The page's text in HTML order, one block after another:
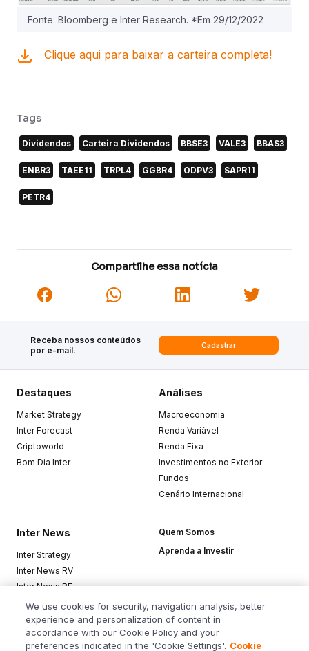
Fonte: Bloomberg e Inter Research. *Em 29/12/2022
Clique aqui para baixar a carteira completa!
Tags
Dividendos Carteira Dividendos BBSE3 VALE3 BBAS3
ENBR3 TAEE11 TRPL4 GGBR4 ODPV3 SAPR11
PETR4
Compartilhe essa notícia
Receba nossos conteúdos
por e-mail.
Cadastrar
Destaques
Market Strategy
Inter Forecast
Criptoworld
Bom Dia Inter
Análises
Macroeconomia
Renda Variável
Renda Fixa
Investimentos no Exterior
Fundos
Cenário Internacional
Inter News
Inter Strategy
Inter News RV
Inter News RF
Top Funds
Quem Somos
Aprenda a Investir
Baixe o app
We use cookies for security, navigation analysis, better
experience and personalization of content in
accordance with our Cookie Policy and your
preferences indicated in the 'Cookie Settings'. Cookie